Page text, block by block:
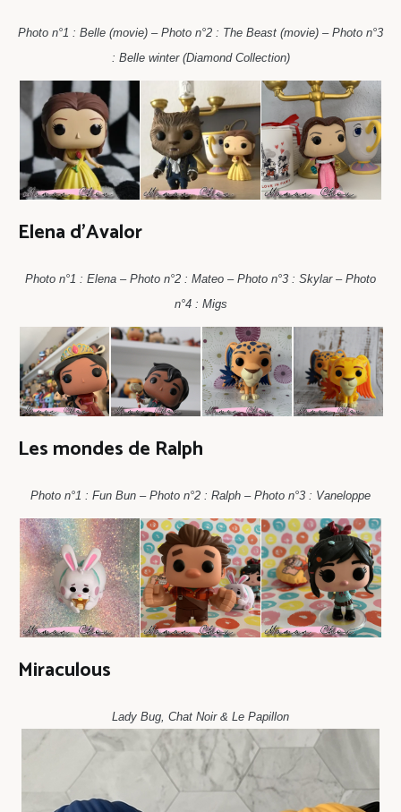
Photo n°1 : Belle (movie) – Photo n°2 : The Beast (movie) – Photo n°3
: Belle winter (Diamond Collection)
Elena d’Avalor
Photo n°1 : Elena – Photo n°2 : Mateo – Photo n°3 : Skylar – Photo
n°4 : Migs
Les mondes de Ralph
Photo n°1 : Fun Bun – Photo n°2 : Ralph – Photo n°3 : Vaneloppe
Miraculous
Lady Bug, Chat Noir & Le Papillon